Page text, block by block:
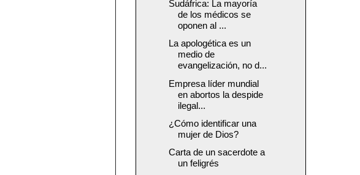
Sudáfrica: La mayoría
de los médicos se
oponen al ...
La apologética es un
medio de
evangelización, no d...
Empresa líder mundial
en abortos la despide
ilegal...
¿Cómo identificar una
mujer de Dios?
Carta de un sacerdote a
un feligrés